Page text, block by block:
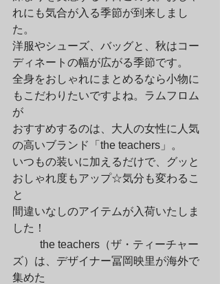
れにも気合が入る季節が到来しまし
た。
洋服やシューズ、バッグと、秋はコー
ディネートの幅が広がる季節です。
全身をおしゃれにまとめるなら小物に
もこだわりたいですよね。ラムフロム
が
おすすめするのは、大人の女性に人気
の高いブランド「the teachers」。
いつもの装いに加えるだけで、グッと
おしゃれ度もアップ☆気分も変わるこ
と
間違いなしのアイテムが入荷いたしま
した！
ズ）は、デザイナー冨岡映里が海外で
集めた